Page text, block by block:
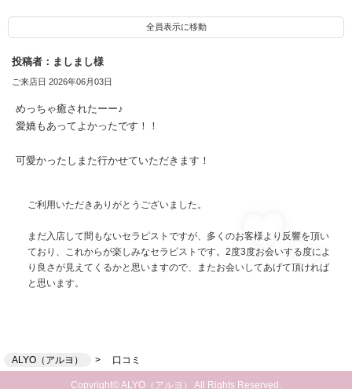
全員表示に移動
投稿者：ましまし様
ご来店日 2026年06月03日
めっちゃ癒されたーー♪
愛嬌もあってよかったです！！
可愛かったしまた行かせていただきます！
ご利用いただきありがとうございました。
まだ入店して間もないセラピストですが、多くのお客様より反響を頂い
ており、これからが楽しみなセラピストです。2度3度お会いする度によ
り良さが見えてくるかと思いますので、またお会いしてあげて頂ければ
と思います。
ALYO（アルヨ） 口コミ
Copyright© ALYO（アルヨ） All Rights Reserved.